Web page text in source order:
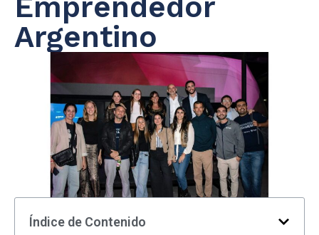
Emprendedor
Argentino
Índice de Contenido